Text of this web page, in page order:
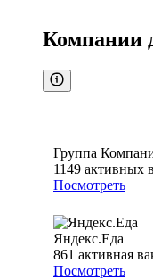
Компании
Группа
1149 активных
Посмотреть
Яндекс.Еда
861 активная
Посмотреть